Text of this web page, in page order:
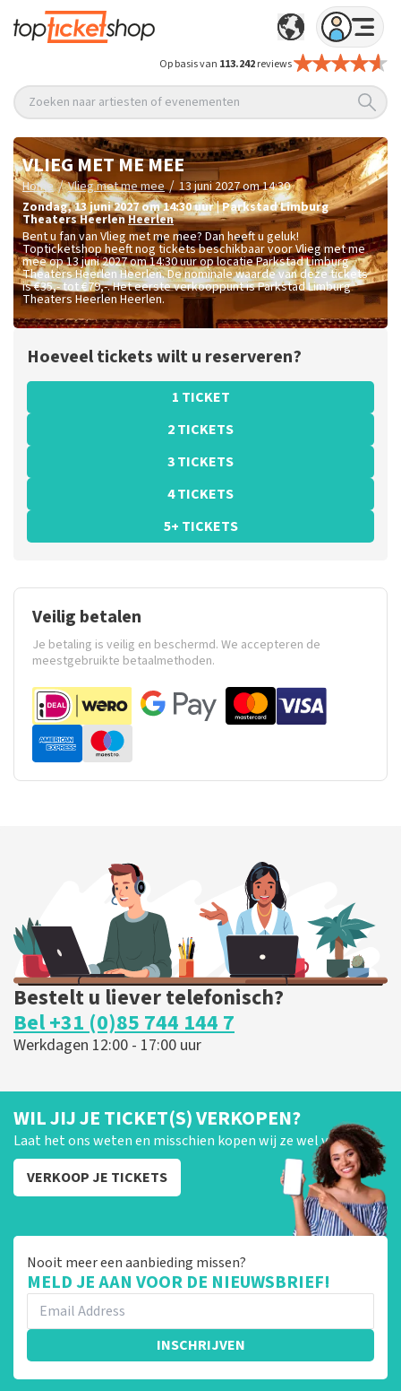
Op basis van 113.242reviews
Zoeken naar artiesten of evenementen
VLIEG MET ME MEE
Home / Vlieg met me mee / 13 juni 2027 om 14:30
zondag,13 juni 2027 om 14:30uur|Parkstad Limburg
Theaters HeerlenHeerlen
Bent u fan van Vlieg met me mee? Dan heeft u geluk!
Topticketshop heeft nog tickets beschikbaar voor Vlieg met me
mee op 13 juni 2027 om 14:30 uur op locatie Parkstad Limburg
Theaters Heerlen Heerlen. De nominale waarde van deze tickets
is€35,- tot €79,-. Het eerste verkooppunt is Parkstad Limburg
Theaters Heerlen Heerlen.
Hoeveel tickets wilt u reserveren?
1 TICKET
2 TICKETS
3 TICKETS
4 TICKETS
5+ TICKETS
Veilig betalen
Je betaling is veilig en beschermd. We accepteren de
meestgebruikte betaalmethoden.
Bestelt u liever telefonisch?
Bel +31 (0)85 744 144 7
Werkdagen 12:00 - 17:00 uur
WIL JIJ JE TICKET(S) VERKOPEN?
Laat het ons weten en misschien kopen wij ze wel van je!
VERKOOP JE TICKETS
Nooit meer een aanbieding missen?
MELD JE AAN VOOR DE NIEUWSBRIEF!
INSCHRIJVEN